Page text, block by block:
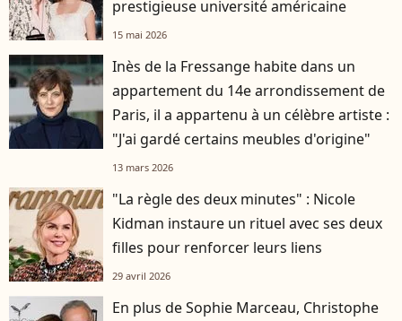
prestigieuse université américaine
15 mai 2026
Inès de la Fressange habite dans un
appartement du 14e arrondissement de
Paris, il a appartenu à un célèbre artiste :
"J'ai gardé certains meubles d'origine"
13 mars 2026
"La règle des deux minutes" : Nicole
Kidman instaure un rituel avec ses deux
filles pour renforcer leurs liens
29 avril 2026
En plus de Sophie Marceau, Christophe